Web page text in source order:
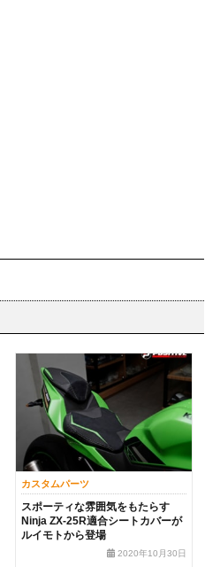
カスタムパーツ
スポーティな雰囲気をもたらす
Ninja ZX-25R適合シートカバーが
ルイモトから登場
2020年10月30日